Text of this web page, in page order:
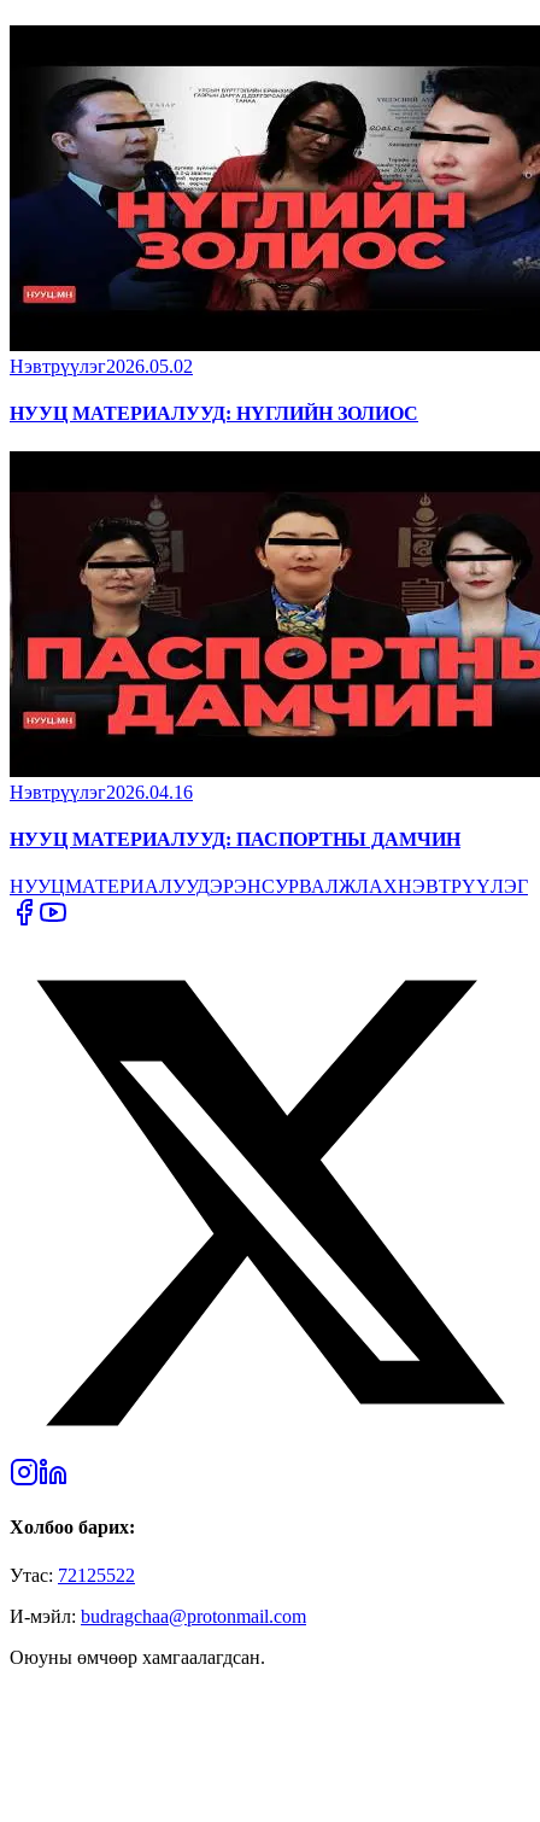
Нэвтрүүлэг2026.05.02
НУУЦ МАТЕРИАЛУУД: НҮГЛИЙН ЗОЛИОС
Нэвтрүүлэг2026.04.16
НУУЦ МАТЕРИАЛУУД: ПАСПОРТНЫ ДАМЧИН
НУУЦМАТЕРИАЛУУДЭРЭНСУРВАЛЖЛАХНЭВТРҮҮЛЭГ
Холбоо барих:
Утас: 72125522
И-мэйл: budragchaa@protonmail.com
Оюуны өмчөөр хамгаалагдсан.